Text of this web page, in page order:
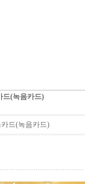
드(녹음카드)
드(녹음카드)